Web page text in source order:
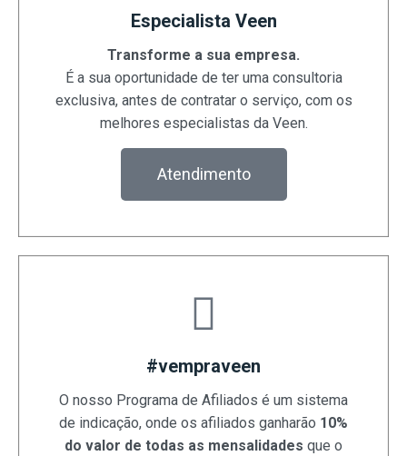
Especialista Veen
Transforme a sua empresa.
É a sua oportunidade de ter uma consultoria
exclusiva, antes de contratar o serviço, com os
melhores especialistas da Veen.
Atendimento
#vempraveen
O nosso Programa de Afiliados é um sistema
de indicação, onde os afiliados ganharão 10%
do valor de todas as mensalidades que o